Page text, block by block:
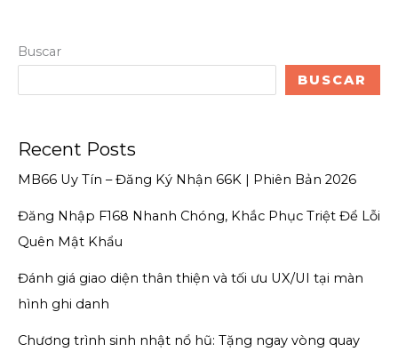
Buscar
BUSCAR
Recent Posts
MB66 Uy Tín – Đăng Ký Nhận 66K | Phiên Bản 2026
Đăng Nhập F168 Nhanh Chóng, Khắc Phục Triệt Để Lỗi
Quên Mật Khẩu
Đánh giá giao diện thân thiện và tối ưu UX/UI tại màn
hình ghi danh
Chương trình sinh nhật nổ hũ: Tặng ngay vòng quay